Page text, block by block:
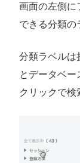
画面の左側に
できる分類の
分類ラベルは
とデータベ
クリックで検
画
プ